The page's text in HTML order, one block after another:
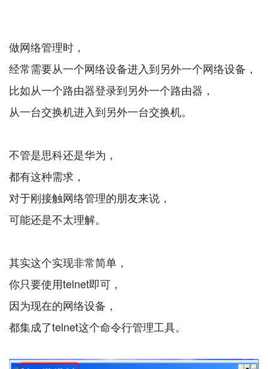
做网络管理时，
经常需要从一个网络设备进入到另外一个网络设备，
比如从一个路由器登录到另外一个路由器，
从一台交换机进入到另外一台交换机。
不管是思科还是华为，
都有这种需求，
对于刚接触网络管理的朋友来说，
可能还是不太理解。
其实这个实现非常简单，
你只要使用telnet即可，
因为现在的网络设备，
都集成了telnet这个命令行管理工具。